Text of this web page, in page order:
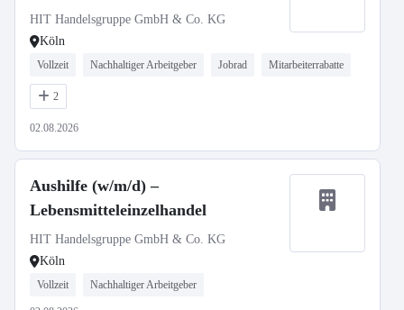
HIT Handelsgruppe GmbH & Co. KG
Köln
Vollzeit Nachhaltiger Arbeitgeber Jobrad Mitarbeiterrabatte
2
02.08.2026
Aushilfe (w/m/d) –
Lebensmitteleinzelhandel
HIT Handelsgruppe GmbH & Co. KG
Köln
Vollzeit Nachhaltiger Arbeitgeber